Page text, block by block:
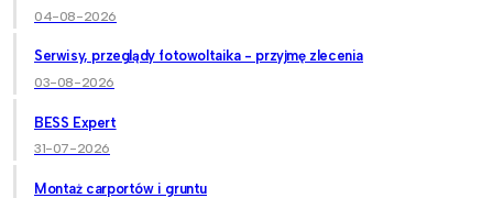
04-08-2026
Serwisy, przeglądy fotowoltaika - przyjmę zlecenia
03-08-2026
BESS Expert
31-07-2026
Montaż carportów i gruntu